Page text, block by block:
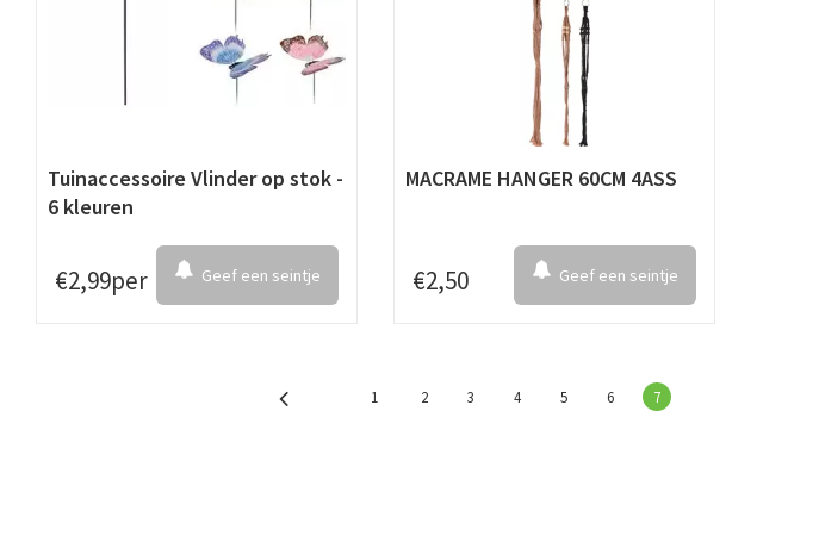
Tuinaccessoire Vlinder op stok -
6 kleuren
€2,99per Geef een seintje
MACRAME HANGER 60CM 4ASS
€2,50 Geef een seintje
1 2 3 4 5 6 7